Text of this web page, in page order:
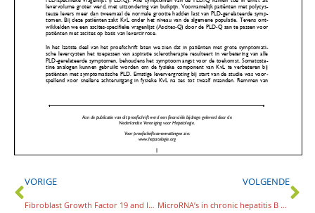
VORIGE
Fibroblast Growth Factor 19 and Interleukin-8 in Primary Sclerosing Cholangitis – New insights sprouting from the inflamed biliary tree
VOLGENDE
MicroRNA’s in chronic hepatitis B and C virus infection